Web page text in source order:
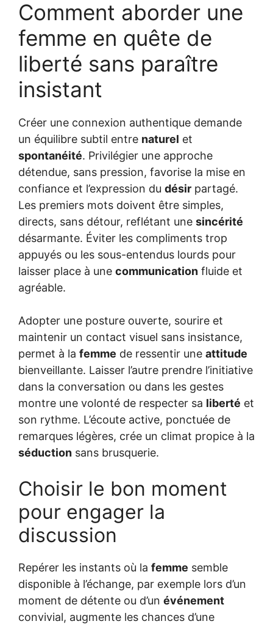
Comment aborder une
femme en quête de
liberté sans paraître
insistant
Créer une connexion authentique demande
un équilibre subtil entre naturel et
spontanéité. Privilégier une approche
détendue, sans pression, favorise la mise en
confiance et l’expression du désir partagé.
Les premiers mots doivent être simples,
directs, sans détour, reflétant une sincérité
désarmante. Éviter les compliments trop
appuyés ou les sous-entendus lourds pour
laisser place à une communication fluide et
agréable.
Adopter une posture ouverte, sourire et
maintenir un contact visuel sans insistance,
permet à la femme de ressentir une attitude
bienveillante. Laisser l’autre prendre l’initiative
dans la conversation ou dans les gestes
montre une volonté de respecter sa liberté et
son rythme. L’écoute active, ponctuée de
remarques légères, crée un climat propice à la
séduction sans brusquerie.
Choisir le bon moment
pour engager la
discussion
Repérer les instants où la femme semble
disponible à l’échange, par exemple lors d’un
moment de détente ou d’un événement
convivial, augmente les chances d’une